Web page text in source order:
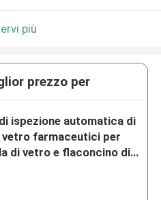
più
prezzo per
ispezione automatica di
vetro farmaceutici per
di vetro e flaconcino di